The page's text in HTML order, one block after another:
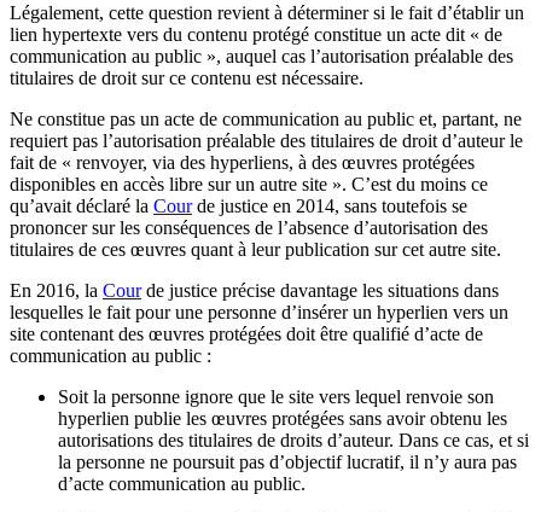
Légalement, cette question revient à déterminer si le fait d’établir un
lien hypertexte vers du contenu protégé constitue un acte dit « de
communication au public », auquel cas l’autorisation préalable des
titulaires de droit sur ce contenu est nécessaire.
Ne constitue pas un acte de communication au public et, partant, ne
requiert pas l’autorisation préalable des titulaires de droit d’auteur le
fait de « renvoyer, via des hyperliens, à des œuvres protégées
disponibles en accès libre sur un autre site ». C’est du moins ce
qu’avait déclaré la Courde justice en 2014, sans toutefois se
prononcer sur les conséquences de l’absence d’autorisation des
titulaires de ces œuvres quant à leur publication sur cet autre site.
En 2016, la Courde justice précise davantage les situations dans
lesquelles le fait pour une personne d’insérer un hyperlien vers un
site contenant des œuvres protégées doit être qualifié d’acte de
communication au public :
Soit la personne ignore que le site vers lequel renvoie son
hyperlien publie les œuvres protégées sans avoir obtenu les
autorisations des titulaires de droits d’auteur. Dans ce cas, et si
la personne ne poursuit pas d’objectif lucratif, il n’y aura pas
d’acte communication au public.